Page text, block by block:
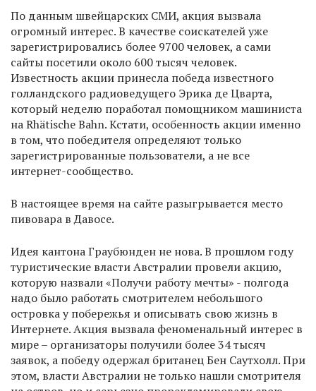
По данным швейцарских СМИ, акция вызвала
огромный интерес. В качестве соискателей уже
зарегистрировались более 9700 человек, а сами
сайты посетили около 600 тысяч человек.
Известность акции принесла победа известного
голландского радиоведущего Эрика де Цварта,
который неделю поработал помощником машиниста
на Rhätische Bahn. Кстати, особенность акции именно
в том, что победителя определяют только
зарегистрированные пользователи, а не все
интернет-сообщество.
В настоящее время на сайте разыгрывается место
пивовара в Давосе.
Идея кантона Граубюнден не нова. В прошлом году
туристические власти Австралии провели акцию,
которую назвали «Получи работу мечты» - полгода
надо было работать смотрителем небольшого
островка у побережья и описывать свою жизнь в
Интернете. Акция вызвала феноменальный интерес в
мире – организаторы получили более 34 тысяч
заявок, а победу одержал британец Бен Саутхолл. При
этом, власти Австралии не только нашли смотрителя